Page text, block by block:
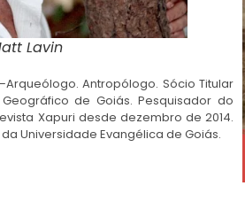
Lavin
–Arqueólogo. Antropólogo. Sócio Titular
de Goiás. Pesquisador do
Xapuri desde dezembro de 2014.
Universidade Evangélica de Goiás.